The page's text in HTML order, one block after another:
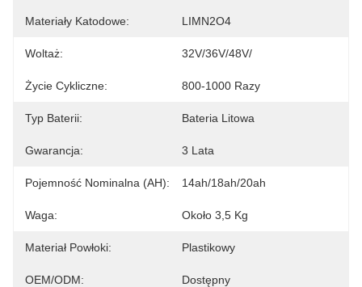
Materiały Katodowe: LIMN2O4
Woltaż: 32V/36V/48V/
Życie Cykliczne: 800-1000 Razy
Typ Baterii: Bateria Litowa
Gwarancja: 3 Lata
Pojemność Nominalna (AH): 14ah/18ah/20ah
Waga: Około 3,5 Kg
Materiał Powłoki: Plastikowy
OEM/ODM: Dostępny